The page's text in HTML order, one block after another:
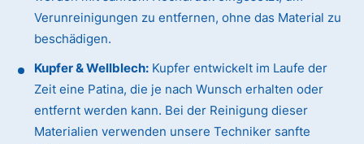
Verunreinigungen zu entfernen, ohne das Material zu
beschädigen.
Kupfer & Wellblech: Kupfer entwickelt im Laufe der
Zeit eine Patina, die je nach Wunsch erhalten oder
entfernt werden kann. Bei der Reinigung dieser
Materialien verwenden unsere Techniker sanfte